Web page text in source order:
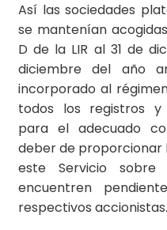
Así las sociedades
se mantenían
D de la LIR al 31 de
diciembre del año
incorporado al
todos los registros y
para el adecuado
deber de proporcionar
este Servicio
encuentren
respectivos accionistas.